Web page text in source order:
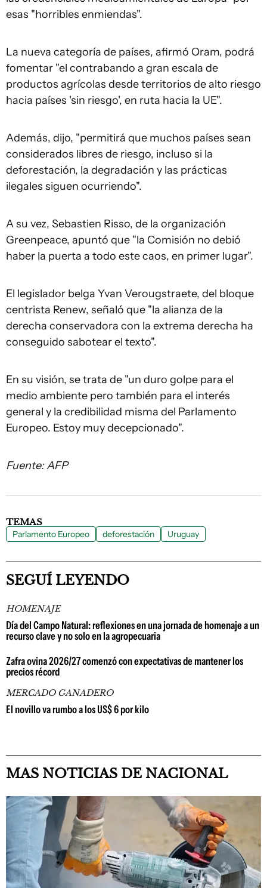
esas "horribles enmiendas".
La nueva categoría de países, afirmó Oram, podrá
fomentar "el contrabando a gran escala de
productos agrícolas desde territorios de alto riesgo
hacia países 'sin riesgo', en ruta hacia la UE".
Además, dijo, "permitirá que muchos países sean
considerados libres de riesgo, incluso si la
deforestación, la degradación y las prácticas
ilegales siguen ocurriendo".
A su vez, Sebastien Risso, de la organización
Greenpeace, apuntó que "la Comisión no debió
haber la puerta a todo este caos, en primer lugar".
El legislador belga Yvan Verougstraete, del bloque
centrista Renew, señaló que "la alianza de la
derecha conservadora con la extrema derecha ha
conseguido sabotear el texto".
En su visión, se trata de "un duro golpe para el
medio ambiente pero también para el interés
general y la credibilidad misma del Parlamento
Europeo. Estoy muy decepcionado".
Fuente: AFP
TEMAS
Parlamento Europeo deforestación Uruguay
SEGUÍ LEYENDO
HOMENAJE
Día del Campo Natural: reflexiones en una jornada de homenaje a un
recurso clave y no solo en la agropecuaria
Zafra ovina 2026/27 comenzó con expectativas de mantener los
precios récord
MERCADO GANADERO
El novillo va rumbo a los US$ 6 por kilo
MAS NOTICIAS DE NACIONAL